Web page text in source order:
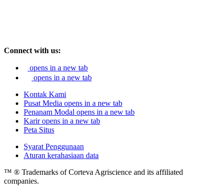
Connect with us:
opens in a new tab
opens in a new tab
Kontak Kami
Pusat Media opens in a new tab
Penanam Modal opens in a new tab
Karir opens in a new tab
Peta Situs
Syarat Penggunaan
Aturan kerahasiaan data
™ ® Trademarks of Corteva Agriscience and its affiliated
companies.